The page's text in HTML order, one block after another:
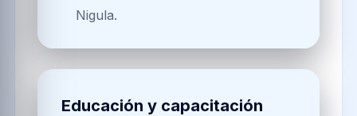
Nigula.
Educación y capacitación